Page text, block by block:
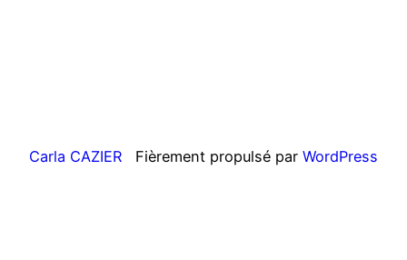
Carla CAZIER Fièrement propulsé par WordPress